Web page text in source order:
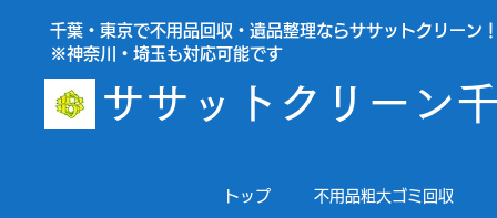
千葉・東京で不用品回収・遺品整理ならササットクリーン
※神奈川・埼玉も対応可能です
ササットクリーン
トップ 不用品粗大ゴミ回収